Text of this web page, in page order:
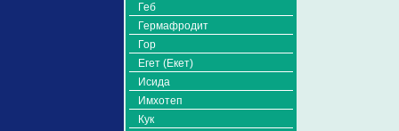
Геб
Гермафродит
Гор
Егет (Екет)
Исида
Имхотеп
Кук